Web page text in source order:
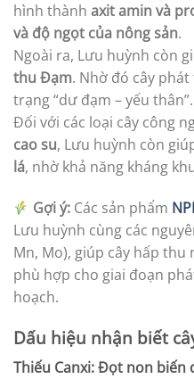
hình thành axit amin và
và độ ngọt của nông sản.
Ngoài ra, Lưu huỳnh còn
thu Đạm. Nhờ đó cây
trạng “dư đạm – yếu thân”.
Đối với các loại cây công
cao su, Lưu huỳnh còn
lá, nhờ khả năng kháng
Gợi ý: Các sản phẩm
Lưu huỳnh cùng các
Mn, Mo), giúp cây hấp thu
phù hợp cho giai đoạn
hoạch.
Dấu hiệu nhận biết
Thiếu Canxi: Đọt non biến